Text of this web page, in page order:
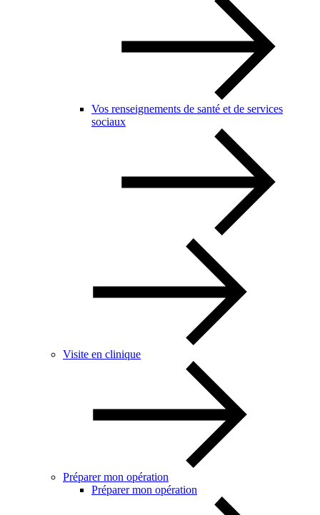
Vos renseignements de santé et de services
sociaux
Visite en clinique
Préparer mon opération
Préparer mon opération